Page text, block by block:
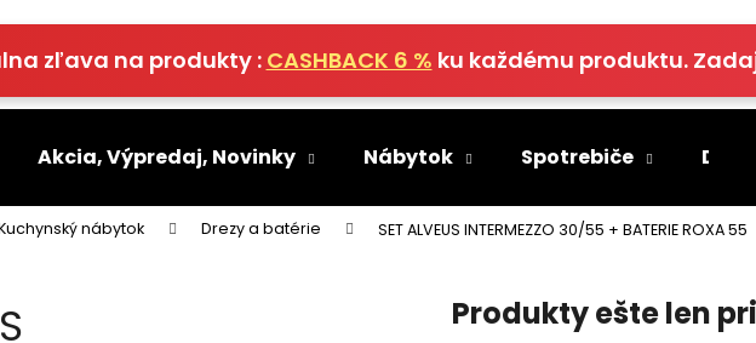
zľava na produkty :CASHBACK 6 % ku každému produktu.
Akcia, Výpredaj, Novinky Nábytok Spotrebiče
nábytok Drezy a batérie SET ALVEUS INTERMEZZO 30/55 + BATERIE ROXA 55
Produkty ešte len
HĽADAŤ
Odporúčame